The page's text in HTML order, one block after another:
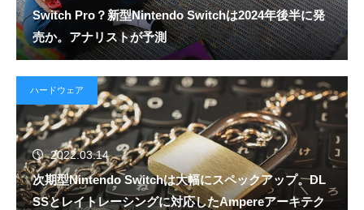
Switch Pro？新型Nintendo Switchは2024年後半に発
売か。アナリストが予測
ハードウェア
2022.03.14
次期型Nintendo Switchは大幅にスペックアップ。DL
SSとレイトレーシングに対応したAmpereアーキテク